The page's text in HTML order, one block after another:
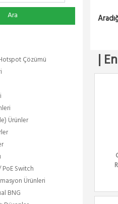
Ara
Çözümü
Ürünler
Switch
Ürünleri
BNG
|